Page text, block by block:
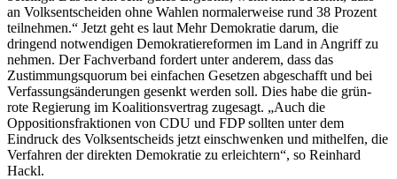
an Volksentscheiden ohne Wahlen normalerweise rund 38 Prozent
teilnehmen.“ Jetzt geht es laut Mehr Demokratie darum, die
dringend notwendigen Demokratiereformen im Land in Angriff zu
nehmen. Der Fachverband fordert unter anderem, dass das
Zustimmungsquorum bei einfachen Gesetzen abgeschafft und bei
Verfassungsänderungen gesenkt werden soll. Dies habe die grün-
rote Regierung im Koalitionsvertrag zugesagt. „Auch die
Oppositionsfraktionen von CDU und FDP sollten unter dem
Eindruck des Volksentscheids jetzt einschwenken und mithelfen, die
Verfahren der direkten Demokratie zu erleichtern“, so Reinhard
Hackl.